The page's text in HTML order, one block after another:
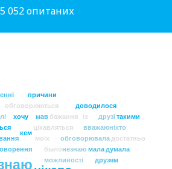
052 опитаних
можливості
былонезнаю
моїх обговорювала
мала
цікавляться вважаю
друзям
кем
хочу бажання друзі
думала
ніхто
обговорюються доводилося
достатньо
мав такими
із
причини